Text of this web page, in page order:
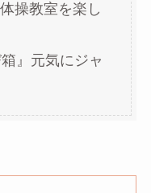
操教室を楽し
』元気にジャ